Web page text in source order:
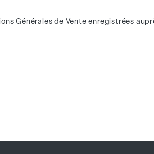
Générales de Vente enregistrées